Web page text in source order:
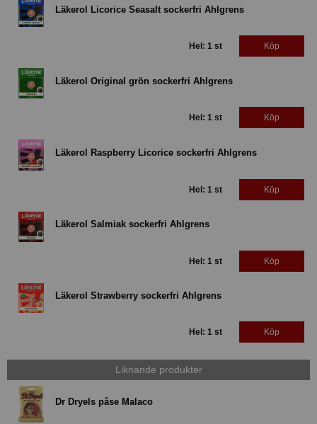
Läkerol Licorice Seasalt sockerfri Ahlgrens
Hel: 1 st Köp
Läkerol Original grön sockerfri Ahlgrens
Hel: 1 st Köp
Läkerol Raspberry Licorice sockerfri Ahlgrens
Hel: 1 st Köp
Läkerol Salmiak sockerfri Ahlgrens
Hel: 1 st Köp
Läkerol Strawberry sockerfri Ahlgrens
Hel: 1 st Köp
Liknande produkter
Dr Dryels påse Malaco